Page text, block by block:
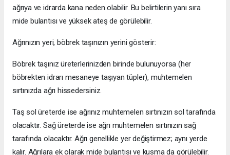
ağrıya ve idrarda kana neden olabilir. Bu belirtilerin yanı sıra
mide bulantısı ve yüksek ateş de görülebilir.
Ağrınızın yeri, böbrek taşınızın yerini gösterir:
Böbrek taşınız üreterlerinizden birinde bulunuyorsa (her
böbrekten idrarı mesaneye taşıyan tüpler), muhtemelen
sırtınızda ağrı hissedersiniz.
Taş sol üreterde ise ağrınız muhtemelen sırtınızın sol tarafında
olacaktır. Sağ üreterde ise ağrı muhtemelen sırtınızın sağ
tarafında olacaktır. Ağrı genellikle yer değiştirmez; aynı yerde
kalır. Ağrılara ek olarak mide bulantısı ve kusma da görülebilir.